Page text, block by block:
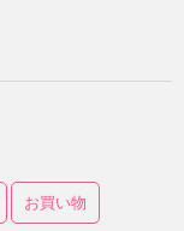
お買い物